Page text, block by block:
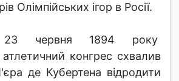
Олімпійських ігор в Росії.
23 червня 1894 року
конгрес схвалив
де Кубертена відродити